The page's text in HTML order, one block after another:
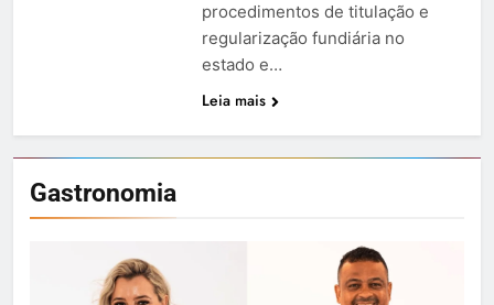
Gastronomia
procedimentos de titulação e
regularização fundiária no
estado e…
Leia mais